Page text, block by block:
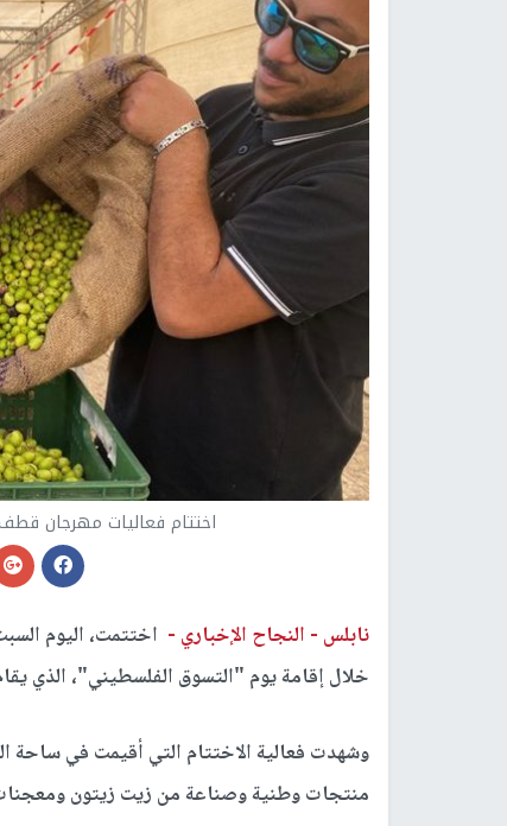
اختتام فعاليات مهرجان
نابلس - النجاح الإخباري - اختتمت، اليوم
خلال إقامة يوم "التسوق الفلسطيني"، الذي
وشهدت فعالية الاختتام التي أقيمت في ساحة
منتجات وطنية وصناعة من زيت زيتون